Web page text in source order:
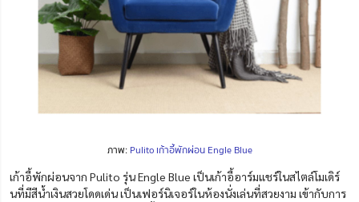
ภาพ: Pulito เก้าอี้พักผ่อน Engle Blue
เก้าอี้พักผ่อนจาก Pulito รุ่น Engle Blue เป็นเก้าอี้อาร์มแชร์ในสไตล์โมเดิร์
นที่มีสีน้ำเงินสวยโดดเด่น เป็นเฟอร์นิเจอร์ในห้องนั่งเล่นที่สวยงาม เข้ากับการ